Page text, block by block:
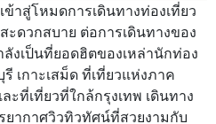
าสู่โหมดการเดินทางท่องเที่ยว
ะดวกสบาย ต่อการเดินทางของ
งเป็นที่ยอดฮิตของเหล่านักท่อง
เกาะเสม็ด ที่เที่ยวแห่งภาค
ะที่เที่ยวที่ใกล้กรุงเทพ เดินทาง
ยากาศวิวทิวทัศน์ที่สวยงามกับ